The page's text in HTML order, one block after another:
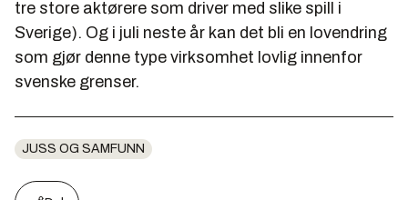
tre store aktørere som driver med slike spill i
Sverige). Og i juli neste år kan det bli en lovendring
som gjør denne type virksomhet lovlig innenfor
svenske grenser.
JUSS OG SAMFUNN